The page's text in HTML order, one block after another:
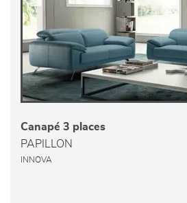
Canapé 3 places
PAPILLON
INNOVA